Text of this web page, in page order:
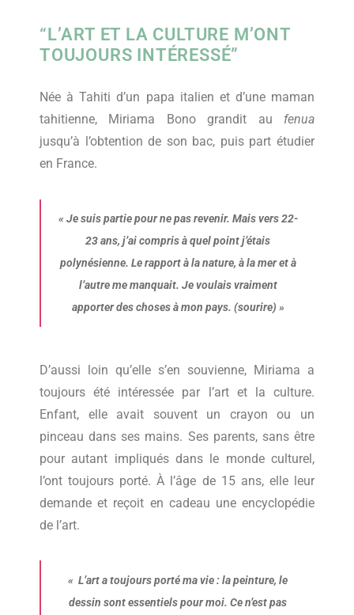
“L’ART ET LA CULTURE M’ONT
TOUJOURS INTÉRESSÉ”
Née à Tahiti d’un papa italien et d’une maman
tahitienne, Miriama Bono grandit au fenua
jusqu’à l’obtention de son bac, puis part étudier
en France.
« Je suis partie pour ne pas revenir. Mais vers 22-
23 ans, j’ai compris à quel point j’étais
polynésienne. Le rapport à la nature, à la mer et à
l’autre me manquait. Je voulais vraiment
apporter des choses à mon pays. (sourire) »
D’aussi loin qu’elle s’en souvienne, Miriama a
toujours été intéressée par l’art et la culture.
Enfant, elle avait souvent un crayon ou un
pinceau dans ses mains. Ses parents, sans être
pour autant impliqués dans le monde culturel,
l’ont toujours porté. À l’âge de 15 ans, elle leur
demande et reçoit en cadeau une encyclopédie
de l’art.
« L’art a toujours porté ma vie : la peinture, le
dessin sont essentiels pour moi. Ce n’est pas